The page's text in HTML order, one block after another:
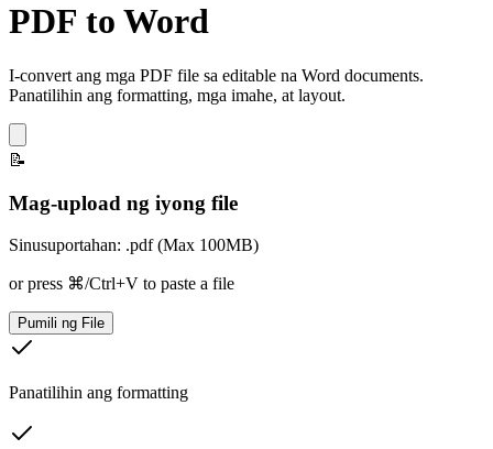
PDF to Word
I-convert ang mga PDF file sa editable na Word documents.
Panatilihin ang formatting, mga imahe, at layout.
📝
Mag-upload ng iyong file
Sinusuportahan: .pdf (Max 100MB)
or press ⌘/Ctrl+V to paste a file
Pumili ng File
Panatilihin ang formatting